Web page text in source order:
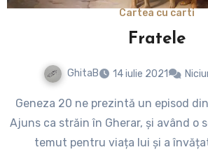
Cartea cu carti
Fratele
GhitaB 14 iulie 2021
Geneza 20 ne prezintă un episod din viața lui Avraam.
Ajuns ca străin în Gherar, și având o
temut pentru viața lui și a